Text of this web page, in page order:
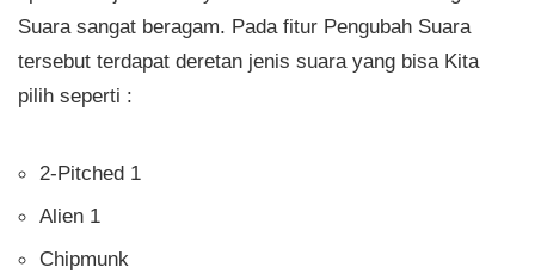
Suara sangat beragam. Pada fitur Pengubah Suara
tersebut terdapat deretan jenis suara yang bisa Kita
pilih seperti :
2-Pitched 1
Alien 1
Chipmunk